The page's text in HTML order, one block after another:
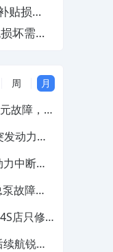
贴损
坏需处
周 月
故障，厂
动力受
中断，
故障，
店只修
续航锐